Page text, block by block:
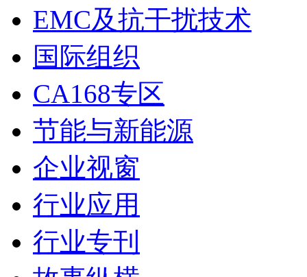
EMC及抗干扰技术
国际组织
CA168专区
节能与新能源
企业视窗
行业应用
行业专刊